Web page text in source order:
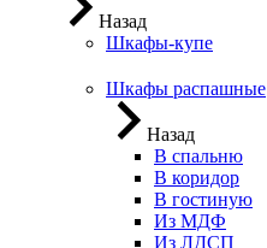
Назад
Шкафы-купе
Шкафы распашные
Назад
В спальню
В коридор
В гостиную
Из МДФ
Из ЛДСП